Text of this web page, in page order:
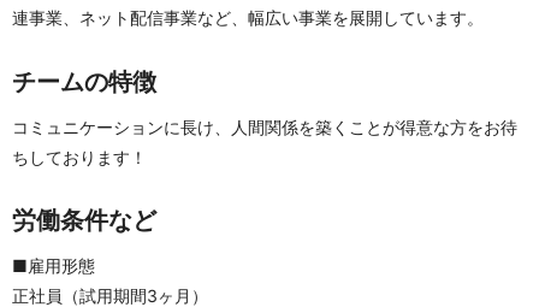
連事業、ネット配信事業など、幅広い事業を展開しています。
チームの特徴
コミュニケーションに長け、人間関係を築くことが得意な方をお待
ちしております！
労働条件など
■雇用形態
正社員（試用期間3ヶ月）